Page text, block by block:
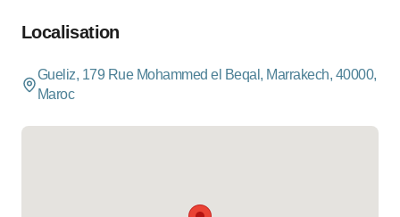
Localisation
Gueliz, 179 Rue Mohammed el Beqal, Marrakech, 40000,
Maroc